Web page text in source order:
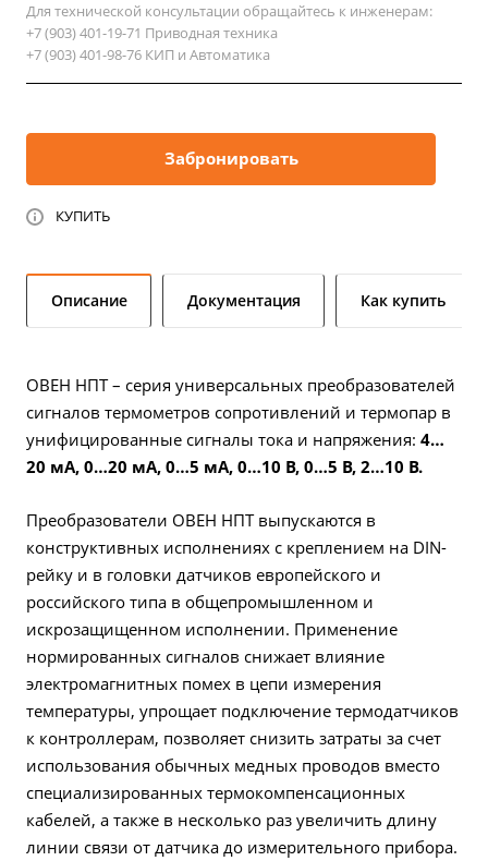
температуры, упрощает подключение термодатчиков к
контроллерам, позволяет снизить затраты за счет
использования обычных медных проводов вместо
специализированных термокомпенсационных кабелей,
датчика до измерительного прибора.Если не нашли
свою модификацию, обратитесь к инженеру.
Для технической консультации обращайтесь к инженерам:
+7 (903) 401-19-71 Приводная техника
+7 (903) 401-98-76 КИП и Автоматика
Забронировать
КУПИТЬ
Описание Документация Как купить
ОВЕН НПТ – серия универсальных преобразователей
сигналов термометров сопротивлений и термопар в
унифицированные сигналы тока и напряжения: 4…
20 мА, 0…20 мА, 0…5 мА, 0…10 В, 0…5 В, 2…10 В.
Преобразователи ОВЕН НПТ выпускаются в
конструктивных исполнениях с креплением на DIN-
рейку и в головки датчиков европейского и
российского типа в общепромышленном и
искрозащищенном исполнении. Применение
нормированных сигналов снижает влияние
электромагнитных помех в цепи измерения
температуры, упрощает подключение термодатчиков
к контроллерам, позволяет снизить затраты за счет
использования обычных медных проводов вместо
специализированных термокомпенсационных
кабелей, а также в несколько раз увеличить длину
линии связи от датчика до измерительного прибора.